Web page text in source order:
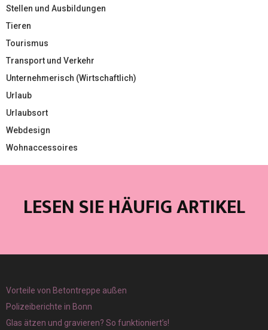
Stellen und Ausbildungen
Tieren
Tourismus
Transport und Verkehr
Unternehmerisch (Wirtschaftlich)
Urlaub
Urlaubsort
Webdesign
Wohnaccessoires
LESEN SIE HÄUFIG ARTIKEL
Vorteile von Betontreppe außen
Polizeiberichte in Bonn
Glas ätzen und gravieren? So funktioniert’s!